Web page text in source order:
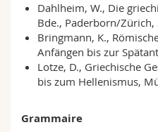
Dahlheim, W., Die
Bde., Paderborn/
Bringmann, K.,
Anfängen bis zur
Lotze, D., Griechische
bis zum Hellenismus,
Grammaire